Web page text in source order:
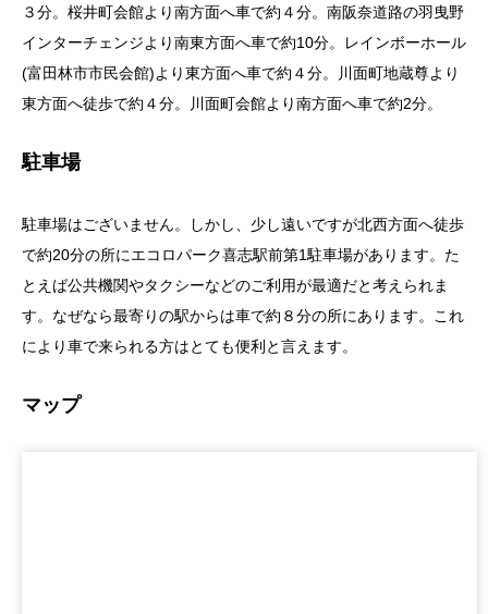
３分。桜井町会館より南方面へ車で約４分。南阪奈道路の羽曳野
インターチェンジより南東方面へ車で約10分。レインボーホール
(富田林市市民会館)より東方面へ車で約４分。川面町地蔵尊より
東方面へ徒歩で約４分。川面町会館より南方面へ車で約2分。
駐車場
駐車場はございません。しかし、少し遠いですが北西方面へ徒歩
で約20分の所にエコロパーク喜志駅前第1駐車場があります。た
とえば公共機関やタクシーなどのご利用が最適だと考えられま
す。なぜなら最寄りの駅からは車で約８分の所にあります。これ
により車で来られる方はとても便利と言えます。
マップ